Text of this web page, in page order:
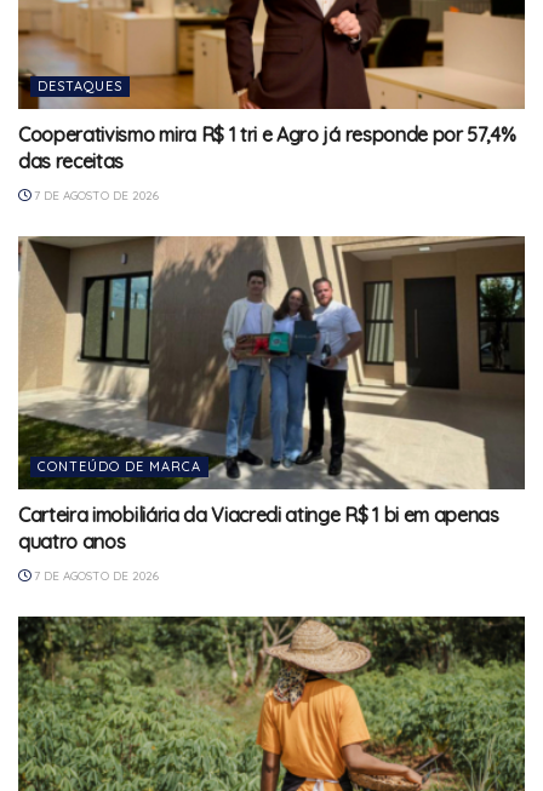
DESTAQUES
Cooperativismo mira R$ 1 tri e Agro já responde por 57,4%
das receitas
7 DE AGOSTO DE 2026
CONTEÚDO DE MARCA
Carteira imobiliária da Viacredi atinge R$ 1 bi em apenas
quatro anos
7 DE AGOSTO DE 2026